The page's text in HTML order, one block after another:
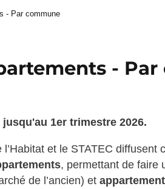
- Par commune
-
1er trimestre 2026.
et le STATEC
, permettant de faire
de l’ancien) et